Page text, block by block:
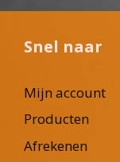
Snel naar
Mijn account
Producten
Afrekenen